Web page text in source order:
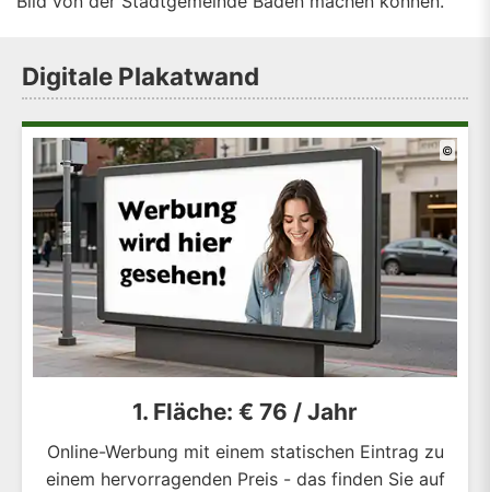
Digitale Plakatwand
©
1. Fläche: € 76 / Jahr
Online-Werbung mit einem statischen Eintrag zu
einem hervorragenden Preis - das finden Sie auf